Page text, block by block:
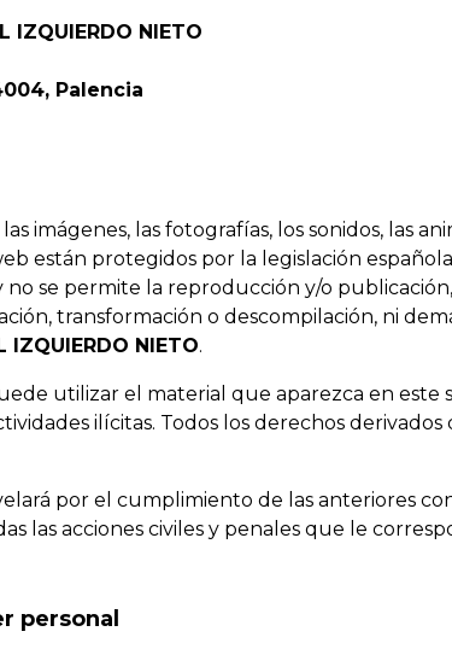
IZQUIERDO NIETO
Palencia
imágenes, las fotografías, los sonidos, las
están protegidos por la legislación
no se permite la reproducción y/o
transformación o descompilación, ni
IZQUIERDO NIETO.
utilizar el material que aparezca en
ilícitas. Todos los derechos
por el cumplimiento de las anteriores
las acciones civiles y penales que le
personal